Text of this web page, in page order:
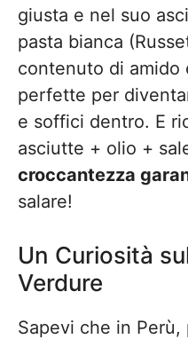
giusta e nel suo
pasta bianca
contenuto di amido
perfette per
e soffici dentro. E
asciutte + olio +
croccantezza
salare!
Un Curiosità
Verdure
Sapevi che in